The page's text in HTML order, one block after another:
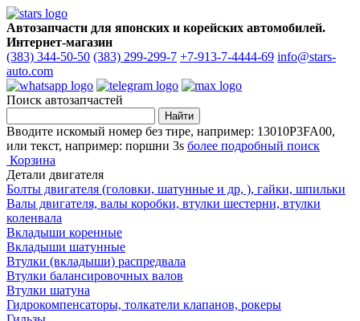
Автозапчасти для японских и корейских автомобилей.
Интернет-магазин
(383) 344-50-50 (383) 299-299-7 +7-913-7-4444-69 info@stars-
auto.com
Поиск автозапчастей
Вводите искомый номер без тире, например: 13010P3FA00,
или текст, например: поршни 3s более подробный поиск
Корзина
Детали двигателя
Болты двигателя (головки, шатунные и др, ), гайки, шпильки
Валы двигателя, валы коробки, втулки шестерни, втулки
коленвала
Вкладыши коренные
Вкладыши шатунные
Втулки (вкладыши) распредвала
Втулки балансировочных валов
Втулки шатуна
Гидрокомпенсаторы, толкатели клапанов, рокеры